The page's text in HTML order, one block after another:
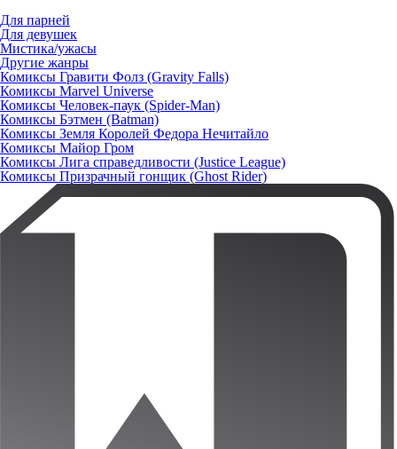
Для парней
Для девушек
Мистика/ужасы
Другие жанры
Комиксы Гравити Фолз (Gravity Falls)
Комиксы Marvel Universe
Комиксы Человек-паук (Spider-Man)
Комиксы Бэтмен (Batman)
Комиксы Земля Королей Федора Нечитайло
Комиксы Майор Гром
Комиксы Лига справедливости (Justice League)
Комиксы Призрачный гонщик (Ghost Rider)